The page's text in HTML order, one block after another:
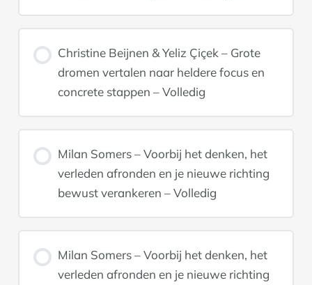
Christine Beijnen & Yeliz Çiçek – Grote
dromen vertalen naar heldere focus en
concrete stappen – Volledig
Milan Somers – Voorbij het denken, het
verleden afronden en je nieuwe richting
bewust verankeren – Volledig
Milan Somers – Voorbij het denken, het
verleden afronden en je nieuwe richting